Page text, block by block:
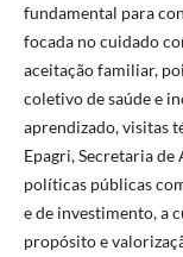
fundamental para
focada no cuidado
aceitação familiar,
coletivo de saúde e
aprendizado, visitas
Epagri, Secretaria
políticas públicas
e de investimento, a
propósito e